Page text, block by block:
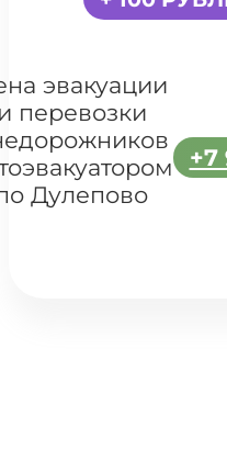
эвакуации
перевозки
Дулепово
+7